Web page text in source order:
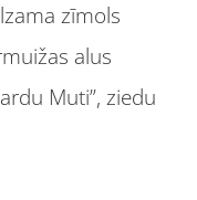
zīmols
alus
Muti”, ziedu